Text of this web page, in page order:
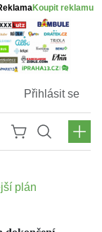
Koupit reklamu
Přihlásit se
plán